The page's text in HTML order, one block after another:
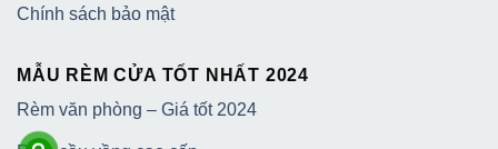
Chính sách bảo mật
MẪU RÈM CỬA TỐT NHẤT 2024
Rèm văn phòng – Giá tốt 2024